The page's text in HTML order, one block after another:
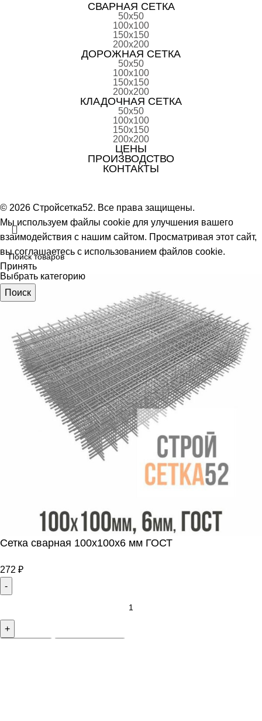
СВАРНАЯ СЕТКА
50х50
100х100
150х150
200х200
ДОРОЖНАЯ СЕТКА
50х50
100х100
150х150
200х200
КЛАДОЧНАЯ СЕТКА
50х50
100х100
150х150
200х200
ЦЕНЫ
ПРОИЗВОДСТВО
КОНТАКТЫ
© 2026 Стройсетка52. Все права защищены.
Выбрать категорию
Поиск
Мы используем файлы cookie для улучшения вашего
взаимодействия с нашим сайтом. Просматривая этот сайт,
вы соглашаетесь с использованием файлов cookie.
Принять
Сетка сварная 100х100х6 мм ГОСТ
272 ₽